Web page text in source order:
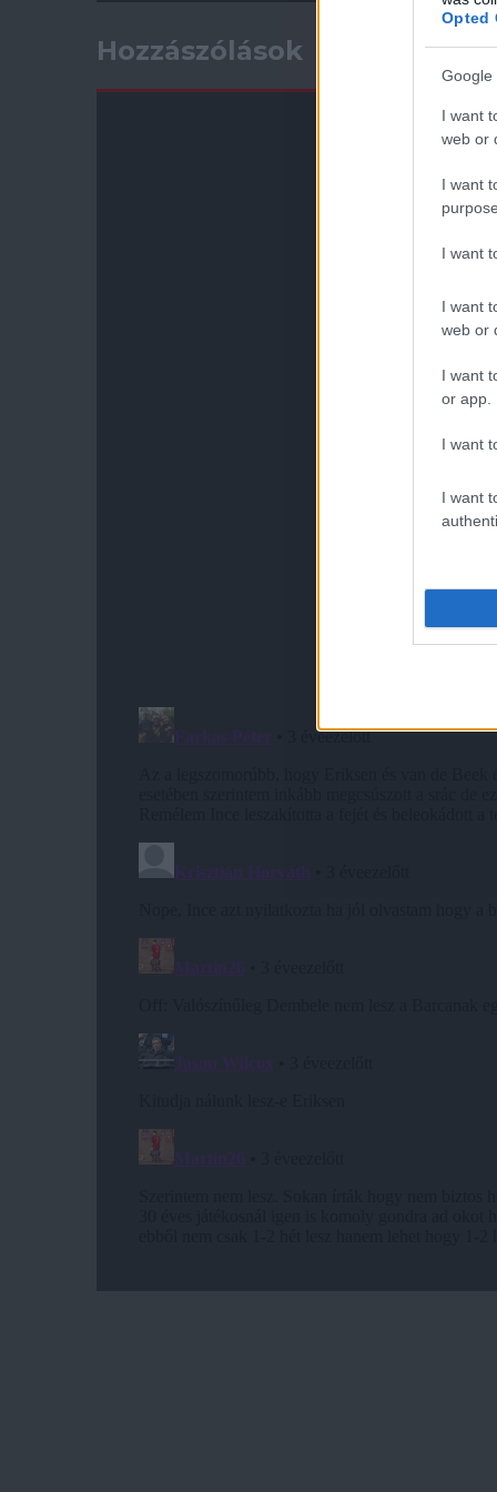
Opted
Google
I want
web or
I want
I want
I want
web or
I want
or app.
I want
I want
Hozzászólások